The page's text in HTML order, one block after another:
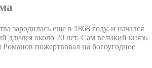
зародилась еще в 1868 году, и начался
длился около 20 лет. Сам великий князь
пожертвовал на богоугодное